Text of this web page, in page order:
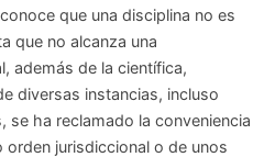
que una disciplina no es
que no alcanza una
además de la científica,
diversas instancias, incluso
se ha reclamado la conveniencia
jurisdiccional o de unos